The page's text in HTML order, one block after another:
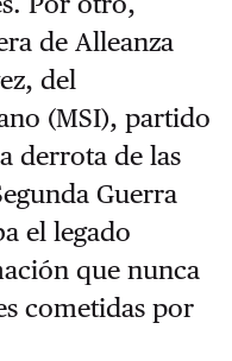
de Alleanza
del
(MSI), partido
derrota de las
Guerra
el legado
que nunca
cometidas por